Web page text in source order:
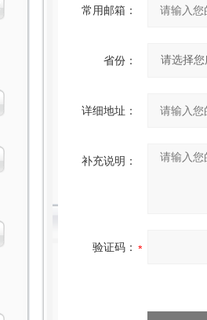
常用邮箱：
省份：
详细地址：
补充说明：
验证码：